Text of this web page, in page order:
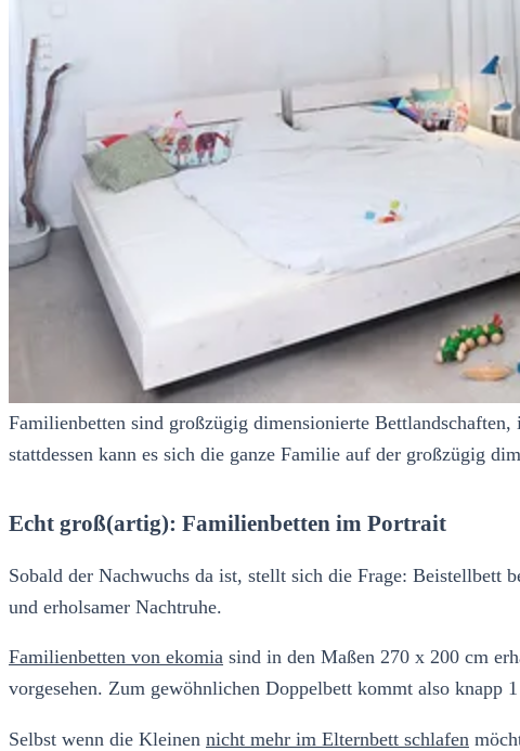
Familienbetten sind großzügig dimensionierte
stattdessen kann es sich die ganze Familie auf der großzügig
Echt groß(artig): Familienbetten im Portrait
Sobald der Nachwuchs da ist, stellt sich die Frage: Beistellbett
und erholsamer Nachtruhe.
Familienbetten von ekomia sind in den Maßen 270 x 200 cm
vorgesehen. Zum gewöhnlichen Doppelbett kommt also
Selbst wenn die Kleinen nicht mehr im Elternbett schlafen